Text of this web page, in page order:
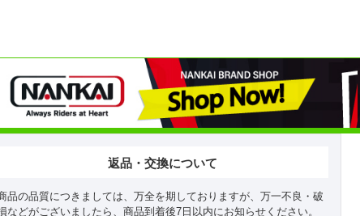
返品・交換について
品の品質につきましては、万全を期しておりますが、万一不良・破
などがございましたら、商品到着後7日以内にお知らせください。